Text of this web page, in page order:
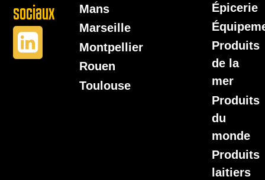
sociaux
Mans
Marseille
Montpellier
Rouen
Toulouse
Épicerie
Produits
de la
mer
Produits
du
monde
Produits
laitiers